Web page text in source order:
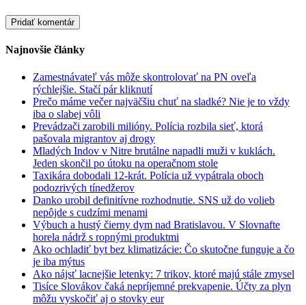
Najnovšie články
Zamestnávateľ vás môže skontrolovať na PN oveľa
rýchlejšie. Stačí pár kliknutí
Prečo máme večer najväčšiu chuť na sladké? Nie je to vždy
iba o slabej vôli
Prevádzači zarobili milióny. Polícia rozbila sieť, ktorá
pašovala migrantov aj drogy
Mladých Indov v Nitre brutálne napadli muži v kuklách.
Jeden skončil po útoku na operačnom stole
Taxikára dobodali 12-krát. Polícia už vypátrala oboch
podozrivých tínedžerov
Danko urobil definitívne rozhodnutie. SNS už do volieb
nepôjde s cudzími menami
Výbuch a hustý čierny dym nad Bratislavou. V Slovnafte
horela nádrž s ropnými produktmi
Ako ochladiť byt bez klimatizácie: Čo skutočne funguje a čo
je iba mýtus
Ako nájsť lacnejšie letenky: 7 trikov, ktoré majú stále zmysel
Tisíce Slovákov čaká nepríjemné prekvapenie. Účty za plyn
môžu vyskočiť aj o stovky eur